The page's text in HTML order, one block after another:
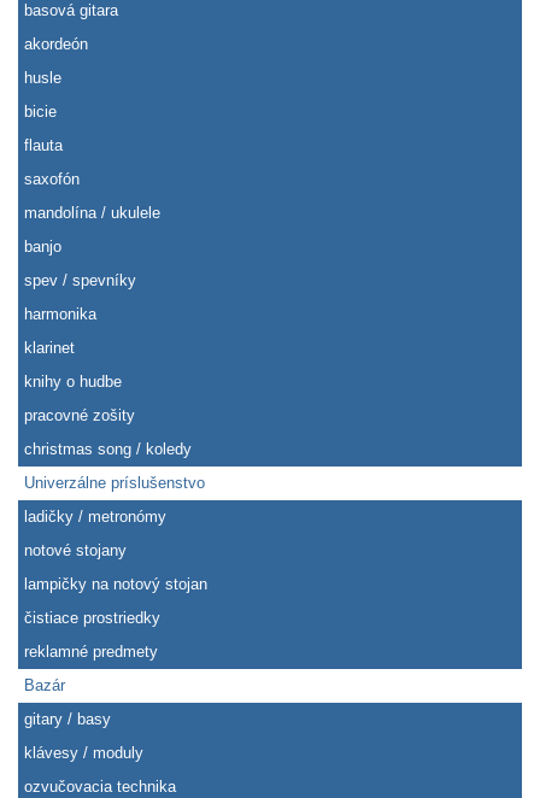
basová gitara
akordeón
husle
bicie
flauta
saxofón
mandolína / ukulele
banjo
spev / spevníky
harmonika
klarinet
knihy o hudbe
pracovné zošity
christmas song / koledy
Univerzálne príslušenstvo
ladičky / metronómy
notové stojany
lampičky na notový stojan
čistiace prostriedky
reklamné predmety
Bazár
gitary / basy
klávesy / moduly
ozvučovacia technika